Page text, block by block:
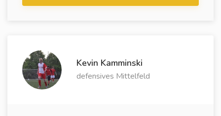
Kevin Kamminski
defensives Mittelfeld